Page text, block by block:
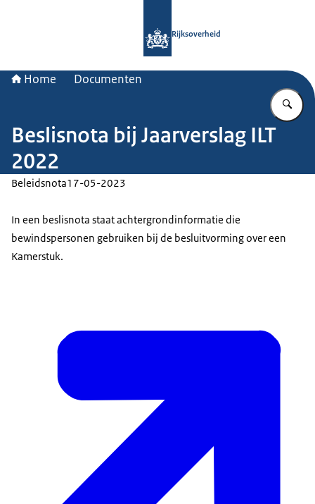
Rijksoverheid
Home Documenten
Beslisnota bij Jaarverslag ILT
2022
Beleidsnota17-05-2023
In een beslisnota staat achtergrondinformatie die
bewindspersonen gebruiken bij de besluitvorming over een
Kamerstuk.